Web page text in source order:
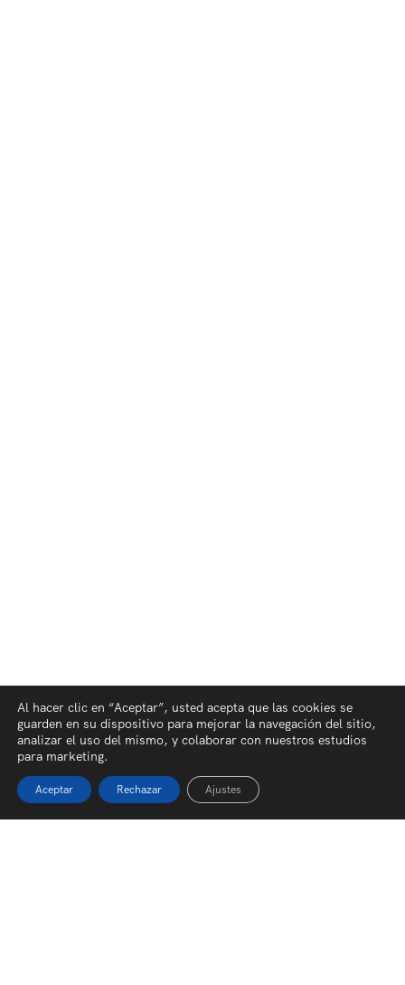
Al hacer clic en “Aceptar”, usted acepta que las cookies se
guarden en su dispositivo para mejorar la navegación del sitio,
analizar el uso del mismo, y colaborar con nuestros estudios
para marketing.
Aceptar Rechazar Ajustes